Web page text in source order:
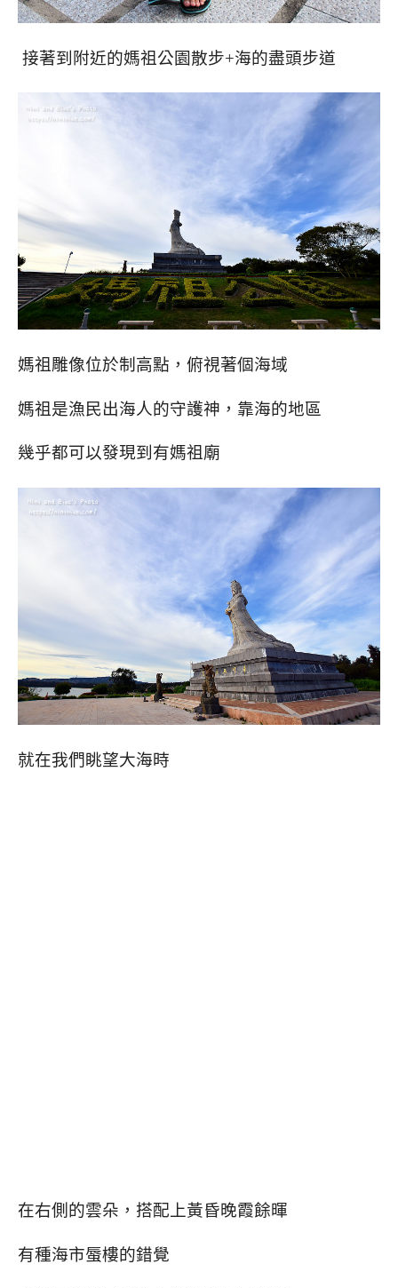
接著到附近的媽祖公園散步+海的盡頭步道
媽祖雕像位於制高點，俯視著個海域
媽祖是漁民出海人的守護神，靠海的地區
幾乎都可以發現到有媽祖廟
就在我們眺望大海時
在右側的雲朵，搭配上黃昏晚霞餘暉
有種海市蜃樓的錯覺